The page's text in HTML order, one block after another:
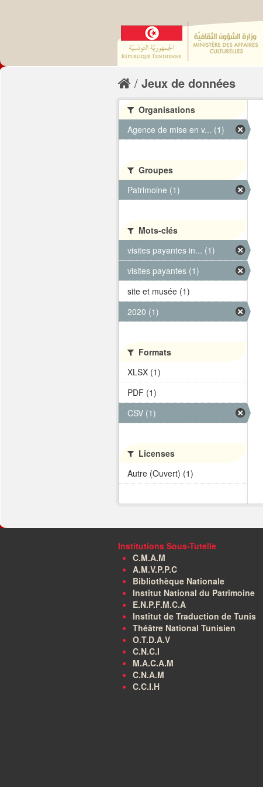
Jeux de données
Organisations
Agence de mise en v... (1)
Groupes
Patrimoine (1)
Mots-clés
visites payantes in... (1)
visites payantes (1)
site et musée (1)
2020 (1)
Formats
XLSX (1)
PDF (1)
CSV (1)
Licenses
Autre (Ouvert) (1)
Institutions Sous-Tutelle
C.M.A.M
A.M.V.P.P.C
Bibliothèque Nationale
Institut National du Patrimoine
E.N.P.F.M.C.A
Institut de Traduction de Tunis
Théâtre National Tunisien
O.T.D.A.V
C.N.C.I
M.A.C.A.M
C.N.A.M
C.C.I.H